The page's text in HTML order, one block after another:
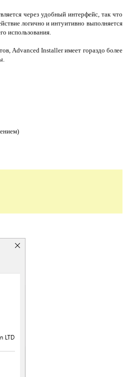
через удобный интерфейс, так что
логично и интуитивно выполняется
использования.
Advanced Installer имеет гораздо более